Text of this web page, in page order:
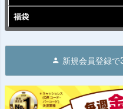
福袋
新規会員登録で